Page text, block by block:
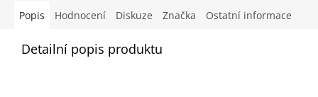
Popis Hodnocení Diskuze Značka Ostatní informace
Detailní popis produktu